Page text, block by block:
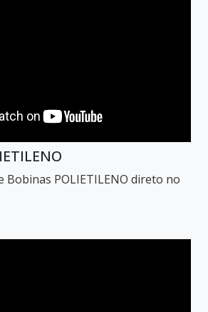
Bobinas POLIETILENO direto no